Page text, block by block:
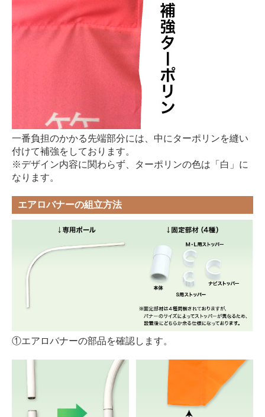
一番負担のかかる先端部分には、中にターポリンを縫い
付けて補強をしております。
※デザイン内容に関わらず、ターポリンの色は「白」に
なります。
エアロバナーの組立方法
①エアロバナーの部品を確認します。